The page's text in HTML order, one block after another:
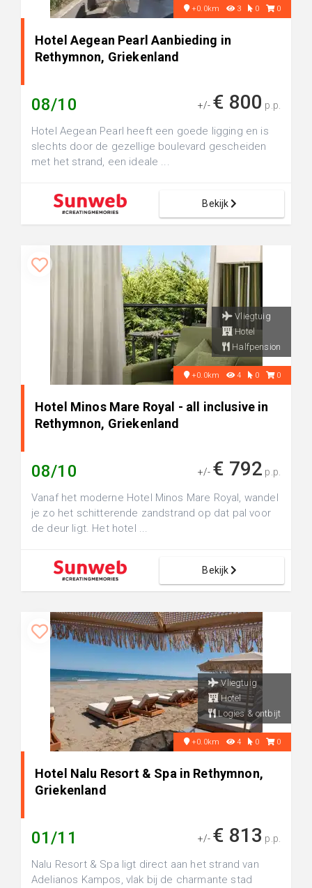
+0.0km 3 0 0
Hotel Aegean Pearl Aanbieding in
Rethymnon, Griekenland
08/10 +/- € 800 p.p.
Hotel Aegean Pearl heeft een goede ligging en is
slechts door de gezellige boulevard gescheiden
met het strand, een ideale ...
Bekijk
Vliegtuig
Hotel
Halfpension
+0.0km 4 0 0
Hotel Minos Mare Royal - all inclusive in
Rethymnon, Griekenland
08/10 +/- € 792 p.p.
Vanaf het moderne Hotel Minos Mare Royal, wandel
je zo het schitterende zandstrand op dat pal voor
de deur ligt. Het hotel ...
Bekijk
Vliegtuig
Hotel
Logies & ontbijt
+0.0km 4 0 0
Hotel Nalu Resort & Spa in Rethymnon,
Griekenland
01/11 +/- € 813 p.p.
Nalu Resort & Spa ligt direct aan het strand van
Adelianos Kampos, vlak bij de charmante stad